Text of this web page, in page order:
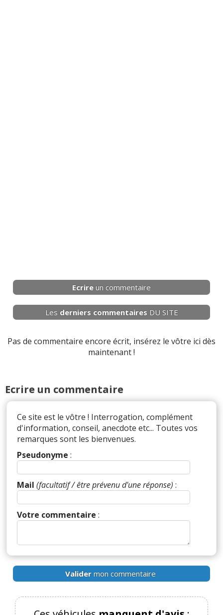
Ecrire un commentaire
Les derniers commentaires DU SITE
Pas de commentaire encore écrit, insérez le vôtre ici dès
maintenant !
Ecrire un commentaire
Ce site est le vôtre ! Interrogation, complément
d'information, conseil, anecdote etc... Toutes vos
remarques sont les bienvenues.
Pseudonyme :
Mail (facultatif / être prévenu d'une réponse) :
Votre commentaire :
Validermon commentaire